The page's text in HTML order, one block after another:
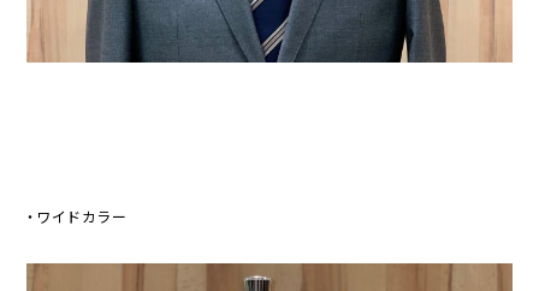
・ ワイドカラー